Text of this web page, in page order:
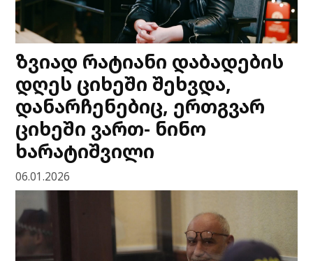
ზვიად რატიანი დაბადების
დღეს ციხეში შეხვდა,
დანარჩენებიც, ერთგვარ
ციხეში ვართ- ნინო
ხარატიშვილი
06.01.2026